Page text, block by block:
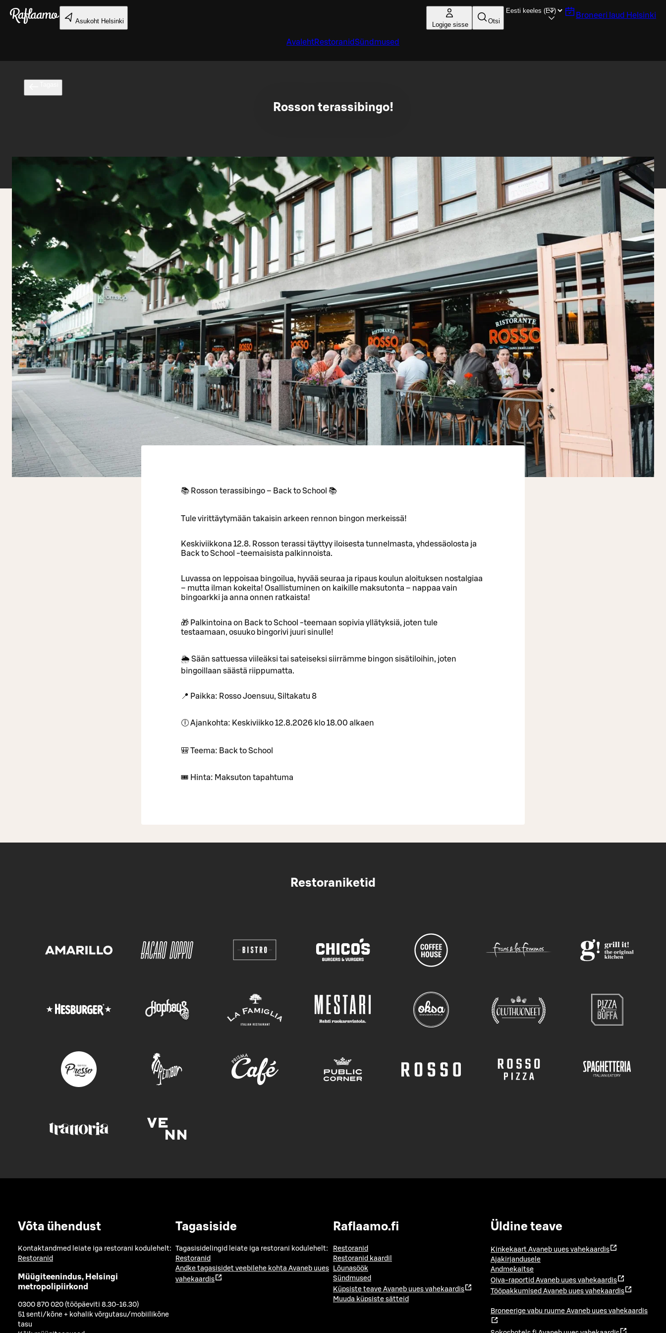
Liigu peamise sisu juurde
Asukoht Helsinki Logige sisse Otsi
Broneeri laud Helsinki
AvalehtRestoranidSündmused
Rosson terassibingo!
📚 Rosson terassibingo – Back to School 📚
Tule virittäytymään takaisin arkeen rennon bingon merkeissä!
Keskiviikkona 12.8. Rosson terassi täyttyy iloisesta tunnelmasta, yhdessäolosta ja
Back to School -teemaisista palkinnoista.
Luvassa on leppoisaa bingoilua, hyvää seuraa ja ripaus koulun aloituksen nostalgiaa
– mutta ilman kokeita! Osallistuminen on kaikille maksutonta – nappaa vain
bingoarkki ja anna onnen ratkaista!
🎁 Palkintoina on Back to School -teemaan sopivia yllätyksiä, joten tule
testaamaan, osuuko bingorivi juuri sinulle!
🌦️ Sään sattuessa viileäksi tai sateiseksi siirrämme bingon sisätiloihin, joten
bingoillaan säästä riippumatta.
📍 Paikka: Rosso Joensuu, Siltakatu 8
🕕 Ajankohta: Keskiviikko 12.8.2026 klo 18.00 alkaen
🎒 Teema: Back to School
🎟️ Hinta: Maksuton tapahtuma
Restoraniketid
Võta ühendust
Kontaktandmed leiate iga restorani kodulehelt:
Restoranid
Müügiteenindus, Helsingi
metropolipiirkond
0300 870 020 (tööpäeviti 8.30-16.30)
51 senti/kõne + kohalik võrgutasu/mobiilikõne
tasu
Tagasiside
Tagasisidelingid leiate iga restorani kodulehelt:
Restoranid
Andke tagasisidet veebilehe kohta Avaneb uues
vahekaardis
Raflaamo.fi
Restoranid
Restoranid kaardil
Lõunasöök
Sündmused
Küpsiste teave Avaneb uues vahekaardis
Muuda küpsiste sätteid
Üldine teave
Kinkekaart Avaneb uues vahekaardis
Ajakirjandusele
Andmekaitse
Oiva-raportid Avaneb uues vahekaardis
Tööpakkumised Avaneb uues vahekaardis
Broneerige vabu ruume Avaneb uues vahekaardis